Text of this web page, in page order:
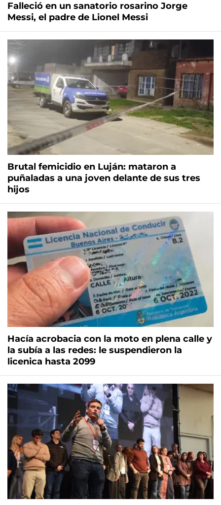
Falleció en un sanatorio rosarino Jorge
Messi, el padre de Lionel Messi
Brutal femicidio en Luján: mataron a
puñaladas a una joven delante de sus tres
hijos
Hacía acrobacia con la moto en plena calle y
la subía a las redes: le suspendieron la
licenica hasta 2099